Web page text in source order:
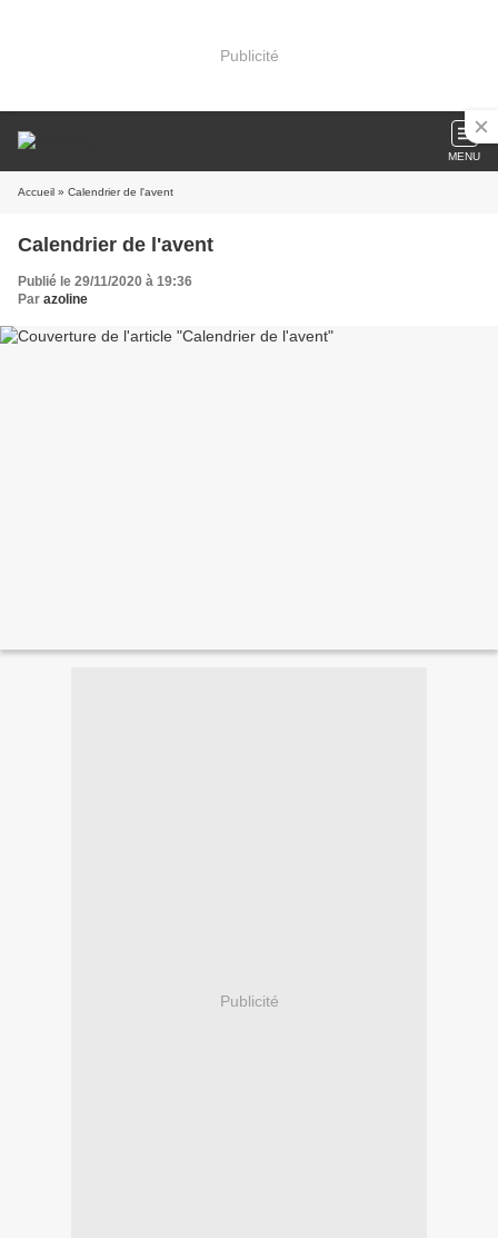
Publicité
MENU
Accueil » Calendrier de l'avent
Calendrier de l'avent
Publié le 29/11/2020 à 19:36
Par azoline
Publicité